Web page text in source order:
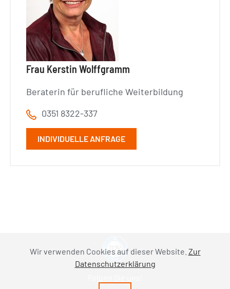
Wir verwenden Cookies auf dieser Website. Zur
Datenschutzerklärung
Frau Kerstin Wolffgramm
Beraterin für berufliche Weiterbildung
0351 8322-337
INDIVIDUELLE ANFRAGE